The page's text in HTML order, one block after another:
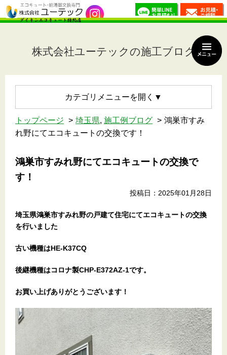
株式会社ユーテックの施工ブログ
カテゴリメニュー
トップページ 埼玉県, 施工例ブログ
鴻巣市すみ
れ野にてエコキュートの交換です！
鴻巣市すみれ野にてエコキュートの交換で
す！
投稿日：2025年01月28日
埼玉県鴻巣市すみれ野の戸建て住宅にてエコキュートの交換
を行いました
古い機種はHE-K37CQ
後継機種はコロナ製CHP-E372AZ-1です。
お買い上げありがとうございます ！